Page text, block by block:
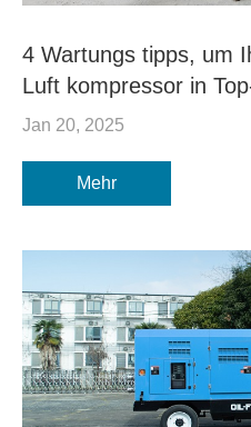
4 Wartungs tipps, um
Luft kompressor in
Jan 20, 2025
Mehr